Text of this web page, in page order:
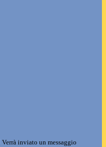
Verrà inviato un messaggio